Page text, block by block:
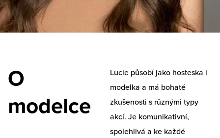
O
modelce
Lucie působí jako hosteska i
modelka a má bohaté
zkušenosti s různými typy
akcí. Je komunikativní,
spolehlivá a ke každé